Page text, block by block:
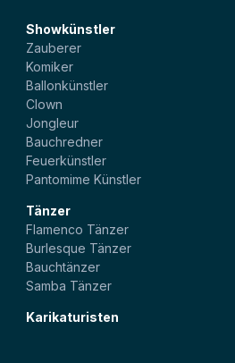
Showkünstler
Zauberer
Komiker
Ballonkünstler
Clown
Jongleur
Bauchredner
Feuerkünstler
Pantomime Künstler
Tänzer
Flamenco Tänzer
Burlesque Tänzer
Bauchtänzer
Samba Tänzer
Karikaturisten